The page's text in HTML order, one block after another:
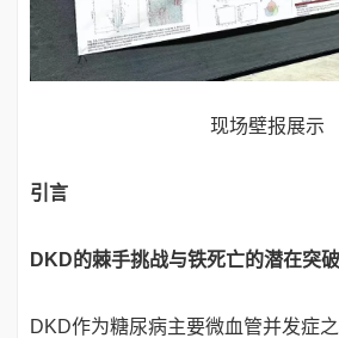
现场壁报展示
引言
DKD的棘手挑战与铁死亡的潜在突破
DKD作为糖尿病主要微血管并发症